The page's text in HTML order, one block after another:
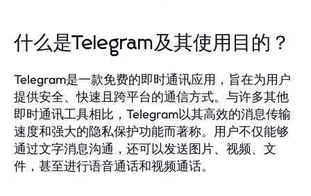
什么是Telegram及其使用目的？
Telegram是一款免费的即时通讯应用，旨在为用户
提供安全、快速且跨平台的通信方式。与许多其他
即时通讯工具相比，Telegram以其高效的消息传输
速度和强大的隐私保护功能而著称。用户不仅能够
通过文字消息沟通，还可以发送图片、视频、文
件，甚至进行语音通话和视频通话。